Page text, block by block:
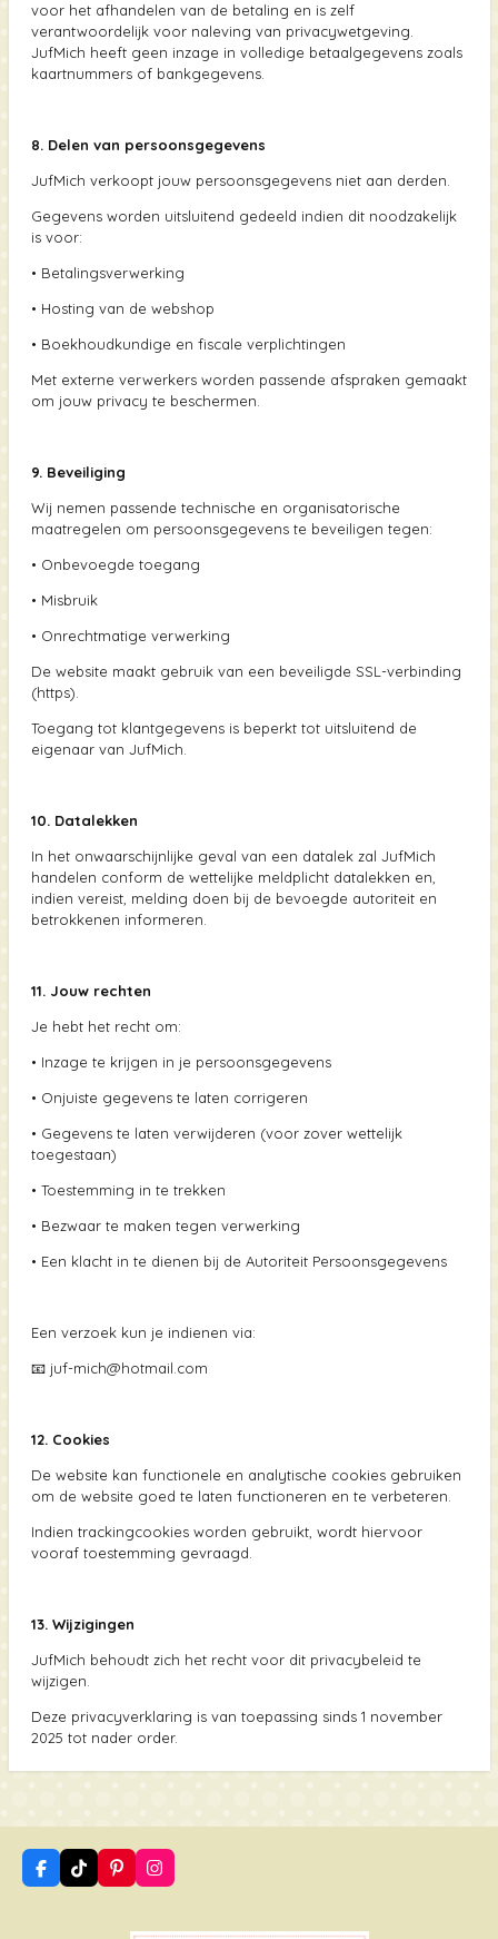
voor het afhandelen van de betaling en is zelf
verantwoordelijk voor naleving van privacywetgeving.
JufMich heeft geen inzage in volledige betaalgegevens zoals
kaartnummers of bankgegevens.
8. Delen van persoonsgegevens
JufMich verkoopt jouw persoonsgegevens niet aan derden.
Gegevens worden uitsluitend gedeeld indien dit noodzakelijk
is voor:
• Betalingsverwerking
• Hosting van de webshop
• Boekhoudkundige en fiscale verplichtingen
Met externe verwerkers worden passende afspraken gemaakt
om jouw privacy te beschermen.
9. Beveiliging
Wij nemen passende technische en organisatorische
maatregelen om persoonsgegevens te beveiligen tegen:
• Onbevoegde toegang
• Misbruik
• Onrechtmatige verwerking
De website maakt gebruik van een beveiligde SSL-verbinding
(https).
Toegang tot klantgegevens is beperkt tot uitsluitend de
eigenaar van JufMich.
10. Datalekken
In het onwaarschijnlijke geval van een datalek zal JufMich
handelen conform de wettelijke meldplicht datalekken en,
indien vereist, melding doen bij de bevoegde autoriteit en
betrokkenen informeren.
11. Jouw rechten
Je hebt het recht om:
• Inzage te krijgen in je persoonsgegevens
• Onjuiste gegevens te laten corrigeren
• Gegevens te laten verwijderen (voor zover wettelijk
toegestaan)
• Toestemming in te trekken
• Bezwaar te maken tegen verwerking
• Een klacht in te dienen bij de Autoriteit Persoonsgegevens
Een verzoek kun je indienen via:
📧 juf-mich@hotmail.com
12. Cookies
De website kan functionele en analytische cookies gebruiken
om de website goed te laten functioneren en te verbeteren.
Indien trackingcookies worden gebruikt, wordt hiervoor
vooraf toestemming gevraagd.
13. Wijzigingen
JufMich behoudt zich het recht voor dit privacybeleid te
wijzigen.
Deze privacyverklaring is van toepassing sinds 1 november
2025 tot nader order.
F
a
T
i
P
i
I
n